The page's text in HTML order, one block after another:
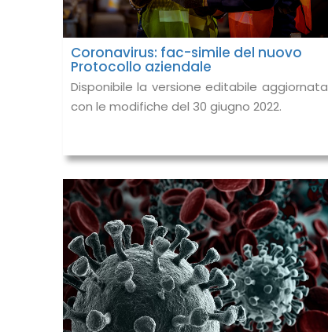
Coronavirus: fac-simile del nuovo
Protocollo aziendale
Disponibile la versione editabile aggiornata
con le modifiche del 30 giugno 2022.